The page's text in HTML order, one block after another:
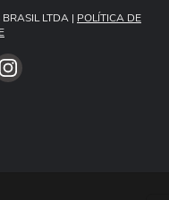
LTDA | POLÍTICA DE